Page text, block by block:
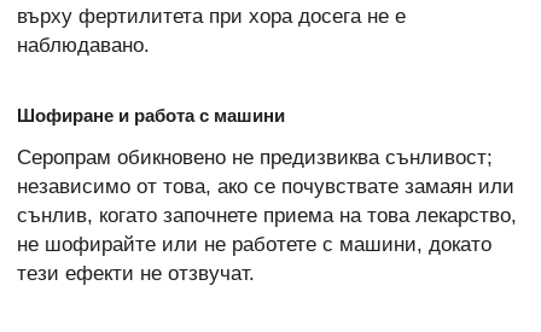
върху фертилитета при хора досега не е
наблюдавано.
Шофиране и работа с машини
Серопрам обикновено не предизвиква сънливост;
независимо от това, ако се почувствате замаян или
сънлив, когато започнете приема на това лекарство,
не шофирайте или не работете с машини, докато
тези ефекти не отзвучат.